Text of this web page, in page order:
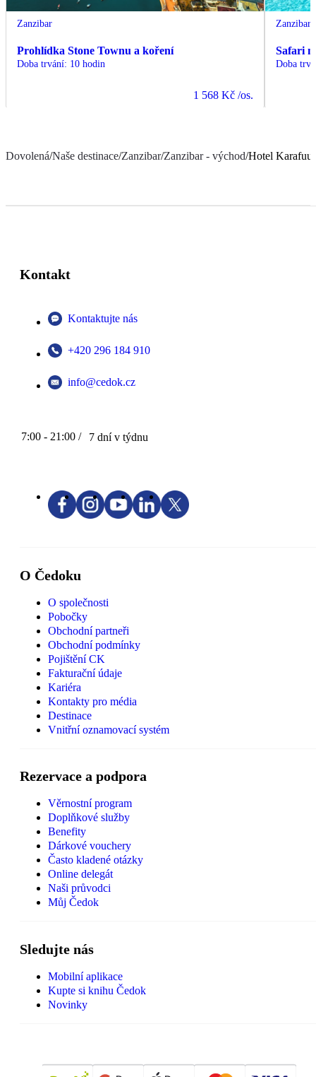
Zanzibar
Prohlídka Stone Townu a koření
Doba trvání: 10 hodin
1 568 Kč /os.
Zanzibar
Safari
Doba
Dovolená/Naše destinace/Zanzibar/Zanzibar - východ/Hotel Karafuu
Kontakt
Kontaktujte nás
+420 296 184 910
info@cedok.cz
7:00 - 21:00 / 7 dní v týdnu
O Čedoku
O společnosti
Pobočky
Obchodní partneři
Obchodní podmínky
Pojištění CK
Fakturační údaje
Kariéra
Kontakty pro média
Destinace
Vnitřní oznamovací systém
Rezervace a podpora
Věrnostní program
Doplňkové služby
Benefity
Dárkové vouchery
Často kladené otázky
Online delegát
Naši průvodci
Můj Čedok
Sledujte nás
Mobilní aplikace
Kupte si knihu Čedok
Novinky